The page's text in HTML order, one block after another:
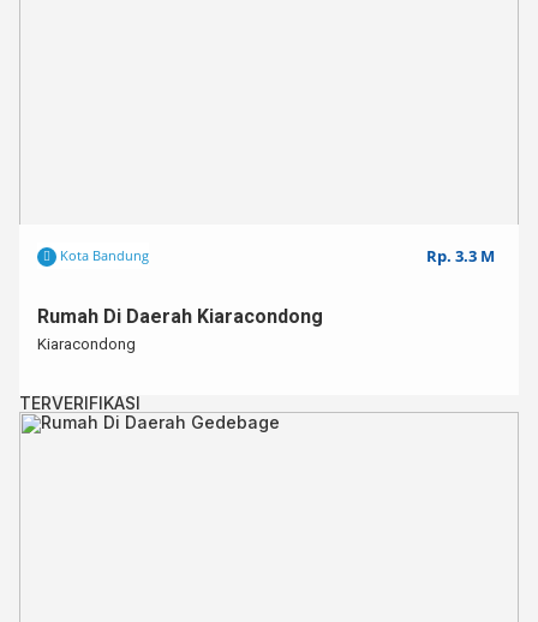
Kota Bandung Rp. 3.3 M
Rumah Di Daerah Kiaracondong
Kiaracondong
TERVERIFIKASI